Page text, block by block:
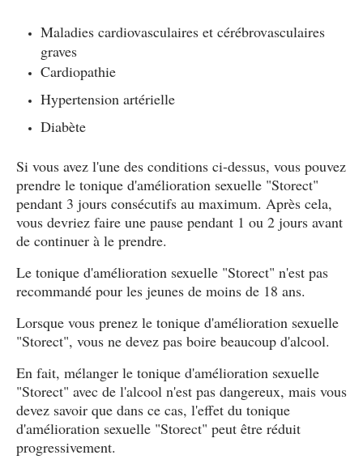
Maladies cardiovasculaires et cérébrovasculaires
graves
Cardiopathie
Hypertension artérielle
Diabète
Si vous avez l'une des conditions ci-dessus, vous pouvez
prendre le tonique d'amélioration sexuelle "Storect"
pendant 3 jours consécutifs au maximum. Après cela,
vous devriez faire une pause pendant 1 ou 2 jours avant
de continuer à le prendre.
Le tonique d'amélioration sexuelle "Storect" n'est pas
recommandé pour les jeunes de moins de 18 ans.
Lorsque vous prenez le tonique d'amélioration sexuelle
"Storect", vous ne devez pas boire beaucoup d'alcool.
En fait, mélanger le tonique d'amélioration sexuelle
"Storect" avec de l'alcool n'est pas dangereux, mais vous
devez savoir que dans ce cas, l'effet du tonique
d'amélioration sexuelle "Storect" peut être réduit
progressivement.